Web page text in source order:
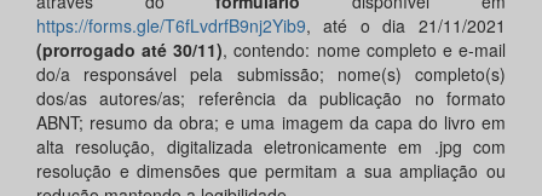
https://forms.gle/T6fLvdrfB9nj2Yib9, até o dia 21/11/2021
(prorrogado até 30/11), contendo: nome completo e e-mail
do/a responsável pela submissão; nome(s) completo(s)
dos/as autores/as; referência da publicação no formato
ABNT; resumo da obra; e uma imagem da capa do livro em
alta resolução, digitalizada eletronicamente em .jpg com
resolução e dimensões que permitam a sua ampliação ou